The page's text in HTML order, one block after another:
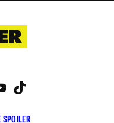
SPOILER
YouTube